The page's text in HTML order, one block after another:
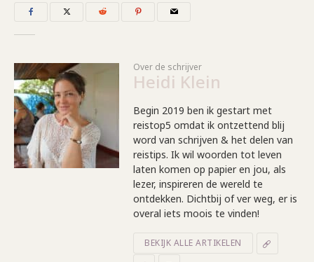
Over de schrijver
Heidi Klein
Begin 2019 ben ik gestart met
reistop5 omdat ik ontzettend blij
word van schrijven & het delen van
reistips. Ik wil woorden tot leven
laten komen op papier en jou, als
lezer, inspireren de wereld te
ontdekken. Dichtbij of ver weg, er is
overal iets moois te vinden!
BEKIJK ALLE ARTIKELEN